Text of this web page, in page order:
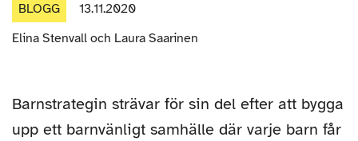
BLOGG
13.11.2020
Artikelns
Elina Stenvall och Laura Saarinen
Barnstrategin strävar för sin del efter att bygga
upp ett barnvänligt samhälle där varje barn får